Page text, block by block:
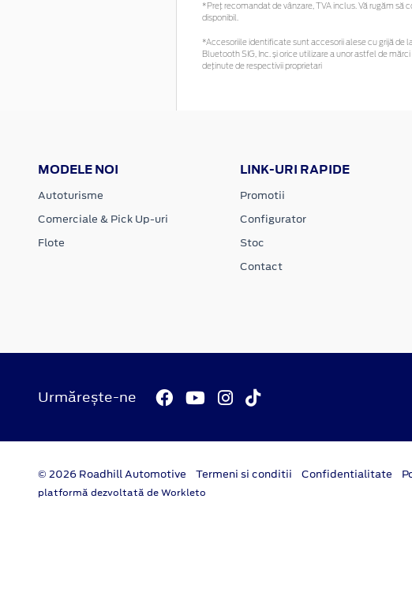
*Preţ recomandat de vânzare, TVA inclus. Vă rugăm
disponibil.
*Accesoriile identificate sunt accesorii alese cu grijă de
Bluetooth SIG, Inc. și orice utilizare a unor astfel de
deținute de respectivii proprietari
MODELE NOI
Autoturisme
Comerciale & Pick Up-uri
Flote
LINK-URI RAPIDE
Promotii
Configurator
Stoc
Contact
Urmărește-ne
© 2026 Roadhill Automotive Termeni si conditii Confidentialitate
platformă dezvoltată de Workleto